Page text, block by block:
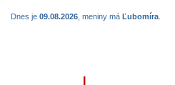
Dnes je 09.08.2026 , meniny má Ľubomíra